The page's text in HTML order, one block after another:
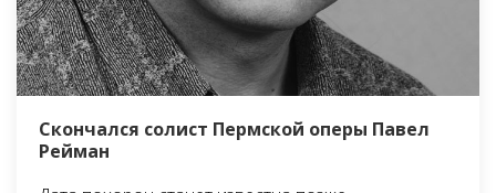
Скончался солист Пермской оперы Павел
Рейман